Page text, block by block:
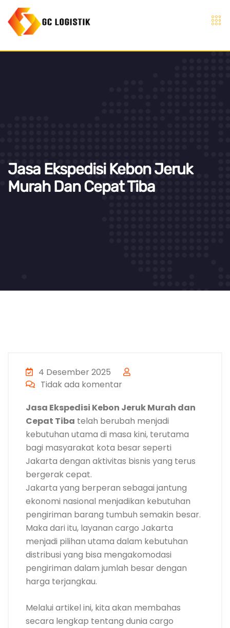
Jasa Ekspedisi Kebon Jeruk
Murah Dan Cepat Tiba
4 Desember 2025
Tidak ada komentar
Jasa Ekspedisi Kebon Jeruk Murah dan
Cepat Tiba telah berubah menjadi
kebutuhan utama di masa kini, terutama
bagi masyarakat kota besar seperti
Jakarta dengan aktivitas bisnis yang terus
bergerak cepat.
Jakarta yang berperan sebagai jantung
ekonomi nasional menjadikan kebutuhan
pengiriman barang tumbuh semakin besar.
Maka dari itu, layanan cargo Jakarta
menjadi pilihan utama dalam kebutuhan
distribusi yang bisa mengakomodasi
pengiriman dalam jumlah besar dengan
harga terjangkau.
Melalui artikel ini, kita akan membahas
secara lengkap tentang dunia cargo